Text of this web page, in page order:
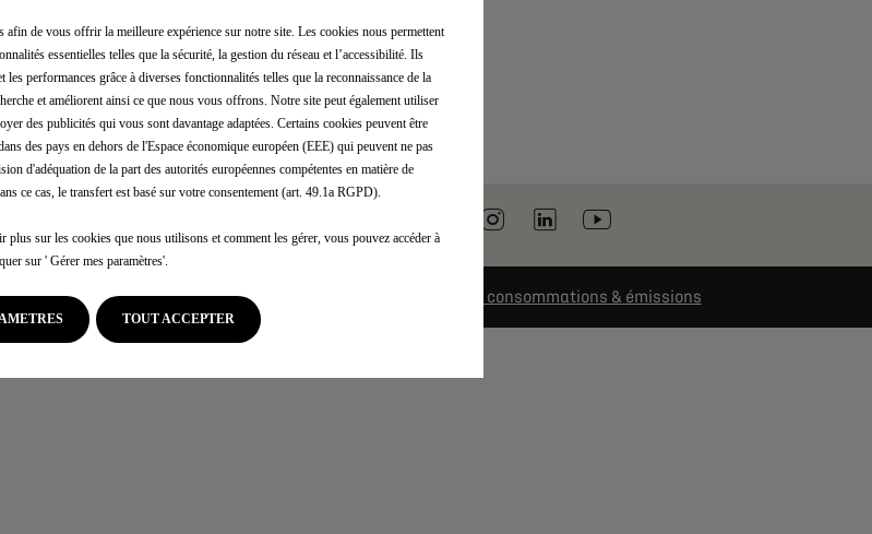
la marche ou le vélo#SeDéplacerMoinsPolluer Retrouvez les consommations & émissions
afin de vous offrir la meilleure expérience sur notre site. Les cookies nous permettent
essentielles telles que la sécurité, la gestion du réseau et l’accessibilité. Ils
les performances grâce à diverses fonctionnalités telles que la reconnaissance de la
et améliorent ainsi ce que nous vous offrons. Notre site peut également utiliser
des publicités qui vous sont davantage adaptées. Certains cookies peuvent être
des pays en dehors de l'Espace économique européen (EEE) qui peuvent ne pas
d'adéquation de la part des autorités européennes compétentes en matière de
ce cas, le transfert est basé sur votre consentement (art. 49.1a RGPD).
plus sur les cookies que nous utilisons et comment les gérer, vous pouvez accéder à
sur ' Gérer mes paramètres'.
TOUT ACCEPTER